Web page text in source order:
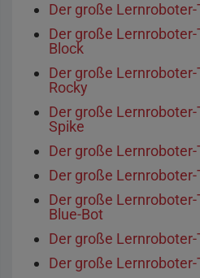
Der große
Der große
Block
Der große
Rocky
Der große
Spike
Der große
Der große
Der große
Blue-Bot
Der große
Der große